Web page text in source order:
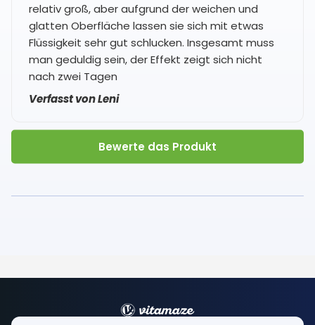
relativ groß, aber aufgrund der weichen und
glatten Oberfläche lassen sie sich mit etwas
Flüssigkeit sehr gut schlucken. Insgesamt muss
man geduldig sein, der Effekt zeigt sich nicht
nach zwei Tagen
Verfasst von Leni
Bewerte das Produkt